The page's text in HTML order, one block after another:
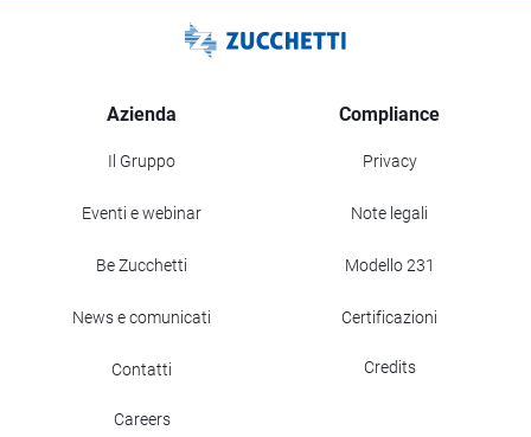
Azienda
Il Gruppo
Eventi e webinar
Be Zucchetti
News e comunicati
Contatti
Careers
Compliance
Privacy
Note legali
Modello 231
Certificazioni
Credits